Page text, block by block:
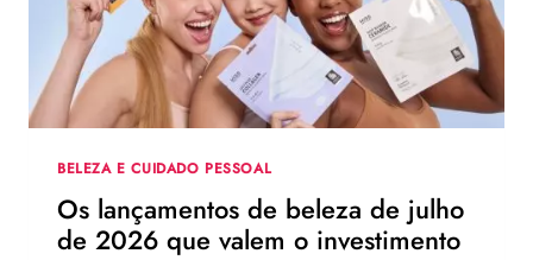
HOMEM-
ARANHA:
UM
NOVO
DIA
BELEZA E CUIDADO PESSOAL
Os lançamentos de beleza de julho
de 2026 que valem o investimento